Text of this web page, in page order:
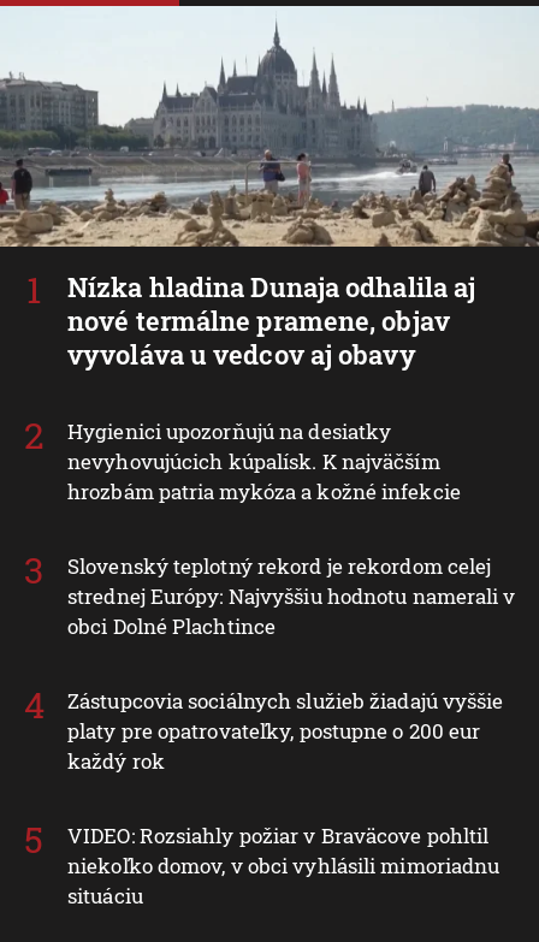
Nízka hladina Dunaja odhalila aj
nové termálne pramene, objav
vyvoláva u vedcov aj obavy
Hygienici upozorňujú na desiatky
nevyhovujúcich kúpalísk. K najväčším
hrozbám patria mykóza a kožné infekcie
Slovenský teplotný rekord je rekordom celej
strednej Európy: Najvyššiu hodnotu namerali v
obci Dolné Plachtince
Zástupcovia sociálnych služieb žiadajú vyššie
platy pre opatrovateľky, postupne o 200 eur
každý rok
VIDEO: Rozsiahly požiar v Braväcove pohltil
niekoľko domov, v obci vyhlásili mimoriadnu
situáciu